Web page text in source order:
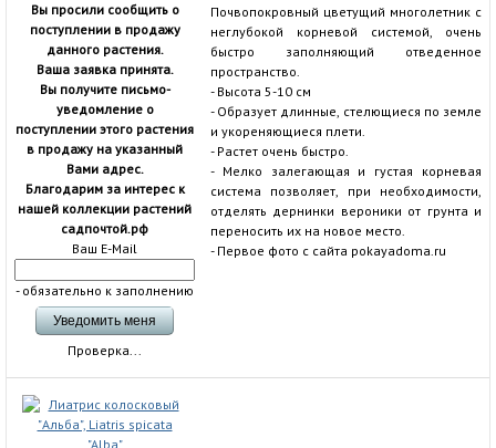
Вы просили сообщить о
поступлении в продажу
данного растения.
Ваша заявка принята.
Вы получите письмо-
уведомление о
поступлении этого растения
в продажу на указанный
Вами адрес.
Благодарим за интерес к
нашей коллекции растений
садпочтой.рф
Ваш E-Mail
- обязательно к заполнению
Проверка...
Почвопокровный цветущий многолетник с
неглубокой корневой системой, очень
быстро заполняющий отведенное
пространство.
- Высота 5-10 см
- Образует длинные, стелющиеся по земле
и укореняющиеся плети.
- Растет очень быстро.
- Мелко залегающая и густая корневая
система позволяет, при необходимости,
отделять дернинки вероники от грунта и
переносить их на новое место.
- Первое фото с сайта pokayadoma.ru